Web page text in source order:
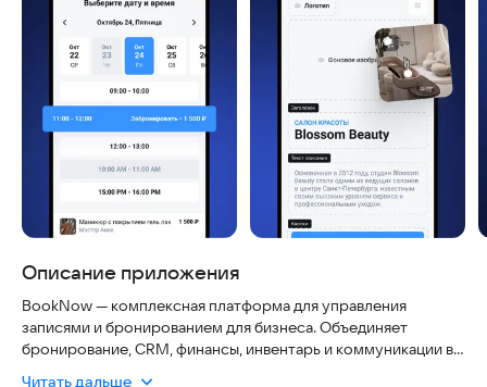
Описание приложения
BookNow — комплексная платформа для управления
записями и бронированием для бизнеса. Объединяет
бронирование, CRM, финансы, инвентарь и коммуникации в
Читать дальше